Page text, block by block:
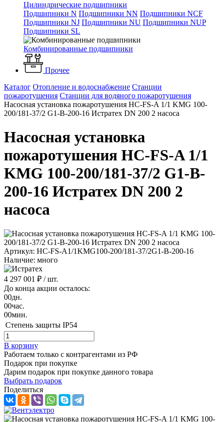
Цилиндрические подшипники
Подшипники N Подшипники NN Подшипники NCF
Подшипники NJ Подшипники NU Подшипники NUP
Подшипники SL
Комбинированные подшипники
Прочее
Каталог Отопление и водоснабжение Станции
пожаротушения Станции для водяного пожаротушения
Насосная установка пожаротушения HC-FS-A 1/1 KMG 100-
200/181-37/2 G1-B-200-16 Истратех DN 200 2 насоса
Насосная установка
пожаротушения HC-FS-A 1/1
KMG 100-200/181-37/2 G1-B-
200-16 Истратех DN 200 2
насоса
Артикул: HC-FS-A1/1KMG100-200/181-37/2G1-B-200-16
Наличие: много
4 297 001 ₽ / шт.
До конца акции осталось:
00дн.
00час.
00мин.
Степень защиты IP54
В корзину
Работаем только с контрагентами из РФ
Подарок при покупке
Дарим подарок при покупке данного товара
Выбрать подарок
Поделиться